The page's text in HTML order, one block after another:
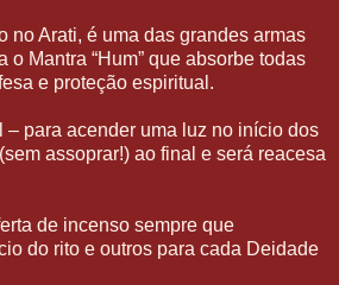
no Arati, é uma das grandes armas
o Mantra “Hum” que absorbe todas
e proteção espiritual.
– para acender uma luz no início dos
assoprar!) ao final e será reacesa
de incenso sempre que
do rito e outros para cada Deidade